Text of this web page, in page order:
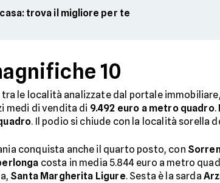
trova il migliore per te
10
tra le località analizzate dal portale immobiliare,
medi di vendita di 9.492 euro a metro quadro.
. Il podio si chiude con la località sorella
conquista anche il quarto posto, con
costa in media 5.844 euro a metro
Santa Margherita Ligure. Sesta è la sarda